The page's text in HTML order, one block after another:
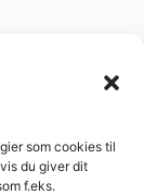
som cookies til
du giver dit
f.eks.